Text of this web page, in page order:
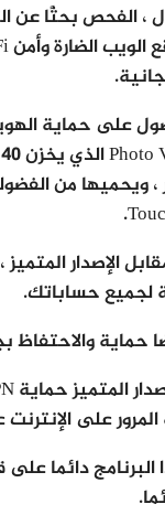
، الفحص بحثًا عن
على حماية
الإصدار
حساباتك.
والاحتفاظ
على
دائما